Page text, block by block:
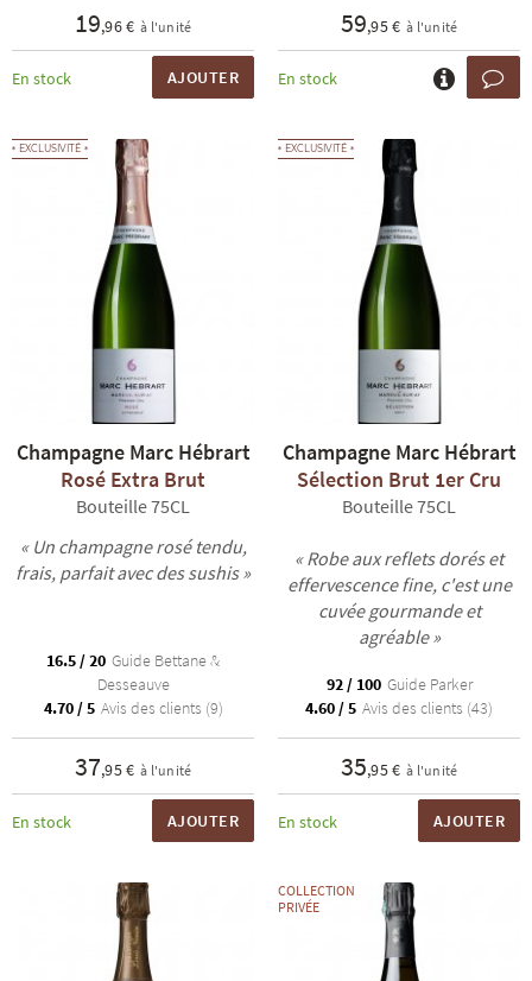
19,96 € à l'unité
En stock AJOUTER
59,95 € à l'unité
En stock
EXCLUSIVITÉ
Champagne Marc Hébrart
Rosé Extra Brut
Bouteille 75CL
« Un champagne rosé tendu,
frais, parfait avec des sushis »
16.5 / 20 Guide Bettane &
Desseauve
4.70 / 5 Avis des clients (9)
37,95 € à l'unité
En stock AJOUTER
EXCLUSIVITÉ
Champagne Marc Hébrart
Sélection Brut 1er Cru
Bouteille 75CL
« Robe aux reflets dorés et
effervescence fine, c'est une
cuvée gourmande et
agréable »
92 / 100 Guide Parker
4.60 / 5 Avis des clients (43)
35,95 € à l'unité
En stock AJOUTER
COLLECTION
PRIVÉE